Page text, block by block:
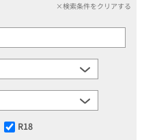
×検索条件をクリアする
R18